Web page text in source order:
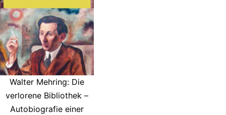
Walter Mehring: Die
verlorene Bibliothek –
Autobiografie einer